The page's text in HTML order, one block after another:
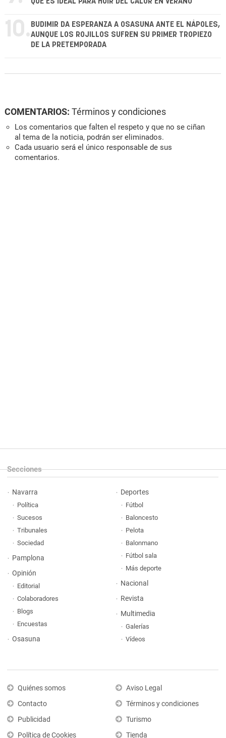
10. BUDIMIR DA ESPERANZA A OSASUNA ANTE EL NÁPOLES,
AUNQUE LOS ROJILLOS SUFREN SU PRIMER TROPIEZO
DE LA PRETEMPORADA
COMENTARIOS: Términos y condiciones
Los comentarios que falten el respeto y que no se ciñan
al tema de la noticia, podrán ser eliminados.
Cada usuario será el único responsable de sus
comentarios.
Secciones
Navarra
Política
Sucesos
Tribunales
Sociedad
Pamplona
Opinión
Editorial
Colaboradores
Blogs
Encuestas
Osasuna
Deportes
Fútbol
Baloncesto
Pelota
Balonmano
Fútbol sala
Más deporte
Nacional
Revista
Multimedia
Galerías
Vídeos
Quiénes somos
Contacto
Publicidad
Política de Cookies
Aviso Legal
Términos y condiciones
Turismo
Tienda